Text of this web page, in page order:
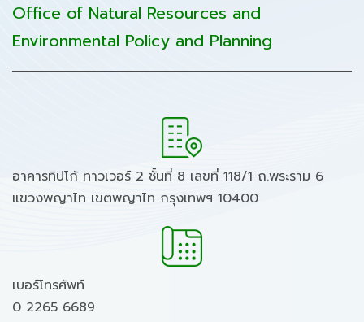
Office of Natural Resources and
Environmental Policy and Planning
อาคารทิปโก้ ทาวเวอร์ 2 ชั้นที่ 8 เลขที่ 118/1 ถ.พระราม 6
แขวงพญาไท เขตพญาไท กรุงเทพฯ 10400
เบอร์โทรศัพท์
0 2265 6689